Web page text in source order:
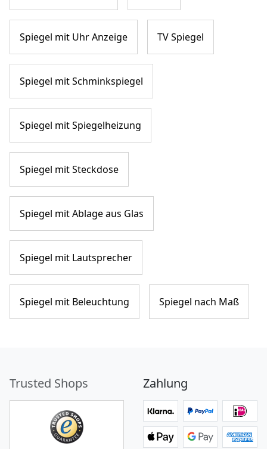
Spiegel mit Uhr Anzeige TV Spiegel
Spiegel mit Schminkspiegel
Spiegel mit Spiegelheizung
Spiegel mit Steckdose
Spiegel mit Ablage aus Glas
Spiegel mit Lautsprecher
Spiegel mit Beleuchtung Spiegel nach Maß
Trusted Shops Zahlung